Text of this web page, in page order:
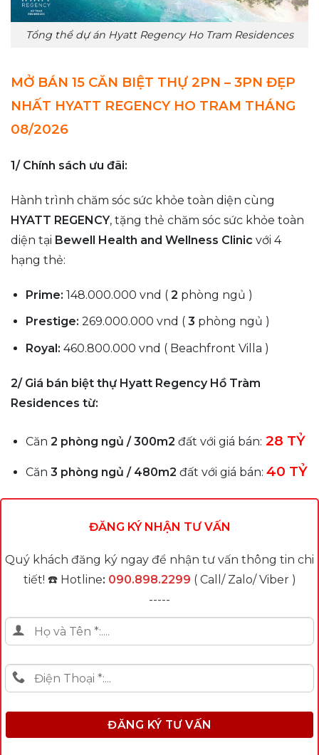
Tổng thể dự án Hyatt Regency Ho Tram Residences
MỞ BÁN 15 CĂN BIỆT THỰ 2PN – 3PN ĐẸP
NHẤT HYATT REGENCY HO TRAM THÁNG
08/2026
1/ Chính sách ưu đãi:
Hành trình chăm sóc sức khỏe toàn diện cùng
HYATT REGENCY, tặng thẻ chăm sóc sức khỏe toàn
diện tại Bewell Health and Wellness Clinic với 4
hạng thẻ:
Prime: 148.000.000 vnd ( 2 phòng ngủ )
Prestige: 269.000.000 vnd ( 3 phòng ngủ )
Royal: 460.800.000 vnd ( Beachfront Villa )
2/ Giá bán biệt thự Hyatt Regency Hồ Tràm
Residences từ:
Căn 2 phòng ngủ / 300m2 đất với giá bán: 28 TỶ
Căn 3 phòng ngủ / 480m2 đất với giá bán: 40 TỶ
ĐĂNG KÝ NHẬN TƯ VẤN
Quý khách đăng ký ngay để nhận tư vấn thông tin chi
tiết! ☎️ Hotline: 090.898.2299 ( Call/ Zalo/ Viber )
-----